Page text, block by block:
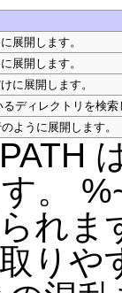
展開します。
展開します。
に展開します。
ディレクトリを検
うに展開します。
。
れま
りや